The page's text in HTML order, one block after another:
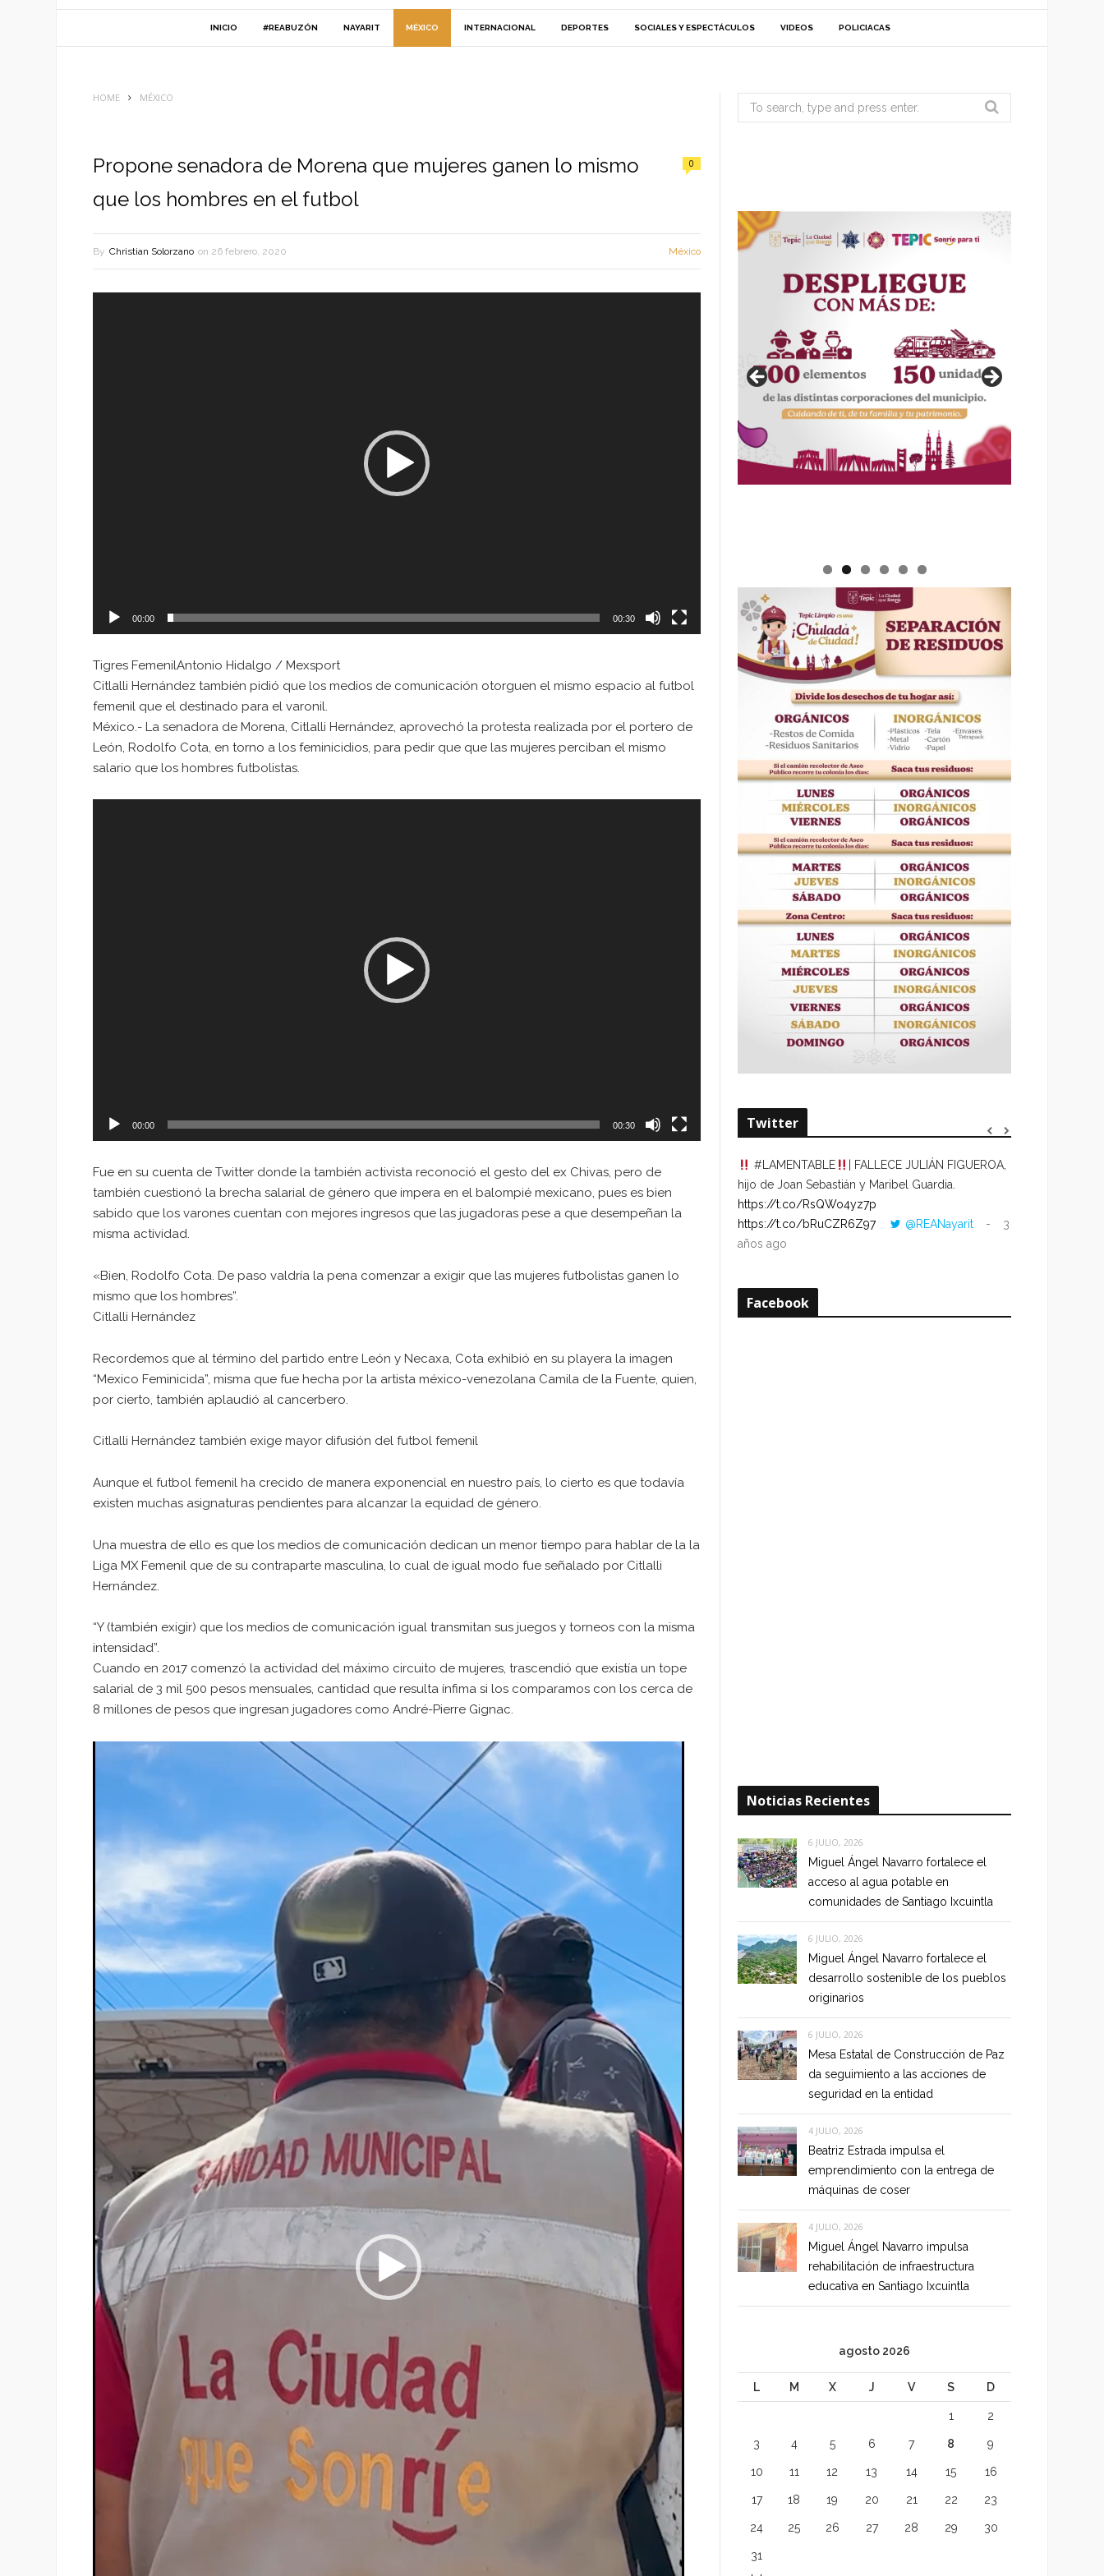
INICIO #REABUZÓN NAYARIT MÉXICO INTERNACIONAL DEPORTES SOCIALES Y ESPECTÁCULOS VIDEOS POLICIACAS
HOME MÉXICO
Propone senadora de Morena que mujeres ganen lo mismo
que los hombres en el futbol
0
By Christian Solorzano on 26 febrero, 2020 México
00:00 00:30
Tigres FemenilAntonio Hidalgo / Mexsport
Citlalli Hernández también pidió que los medios de comunicación otorguen el mismo espacio al futbol
femenil que el destinado para el varonil.
México.- La senadora de Morena, Citlalli Hernández, aprovechó la protesta realizada por el portero de
León, Rodolfo Cota, en torno a los feminicidios, para pedir que que las mujeres perciban el mismo
salario que los hombres futbolistas.
00:00 00:30
Fue en su cuenta de Twitter donde la también activista reconoció el gesto del ex Chivas, pero de
también cuestionó la brecha salarial de género que impera en el balompié mexicano, pues es bien
sabido que los varones cuentan con mejores ingresos que las jugadoras pese a que desempeñan la
misma actividad.
«Bien, Rodolfo Cota. De paso valdría la pena comenzar a exigir que las mujeres futbolistas ganen lo
mismo que los hombres”.
Citlalli Hernández
Recordemos que al término del partido entre León y Necaxa, Cota exhibió en su playera la imagen
“Mexico Feminicida”, misma que fue hecha por la artista méxico-venezolana Camila de la Fuente, quien,
por cierto, también aplaudió al cancerbero.
Citlalli Hernández también exige mayor difusión del futbol femenil
Aunque el futbol femenil ha crecido de manera exponencial en nuestro país, lo cierto es que todavía
existen muchas asignaturas pendientes para alcanzar la equidad de género.
Una muestra de ello es que los medios de comunicación dedican un menor tiempo para hablar de la la
Liga MX Femenil que de su contraparte masculina, lo cual de igual modo fue señalado por Citlalli
Hernández.
“Y (también exigir) que los medios de comunicación igual transmitan sus juegos y torneos con la misma
intensidad”.
Cuando en 2017 comenzó la actividad del máximo circuito de mujeres, trascendió que existía un tope
salarial de 3 mil 500 pesos mensuales, cantidad que resulta ínfima si los comparamos con los cerca de
8 millones de pesos que ingresan jugadores como André-Pierre Gignac.
Reproductor
Search
for:
Twitter
#LAMENTABLE
| FALLECE JULIÁN FIGUEROA,
hijo de Joan Sebastián y Maribel Guardia.
https://t.co/RsQWo4yz7p
https://t.co/bRuCZR6Z97
@REANayarit
3
años ago
Facebook
Noticias Recientes
6 JULIO, 2026
Miguel Ángel Navarro fortalece el
acceso al agua potable en
comunidades de Santiago Ixcuintla
6 JULIO, 2026
Miguel Ángel Navarro fortalece el
desarrollo sostenible de los pueblos
originarios
6 JULIO, 2026
Mesa Estatal de Construcción de Paz
da seguimiento a las acciones de
seguridad en la entidad
4 JULIO, 2026
Beatriz Estrada impulsa el
emprendimiento con la entrega de
máquinas de coser
4 JULIO, 2026
Miguel Ángel Navarro impulsa
rehabilitación de infraestructura
educativa en Santiago Ixcuintla
agosto 2026
L M X J V S D
1 2
3 4 5 6 7 8 9
10 11 12 13 14 15 16
17 18 19 20 21 22 23
24 25 26 27 28 29 30
31